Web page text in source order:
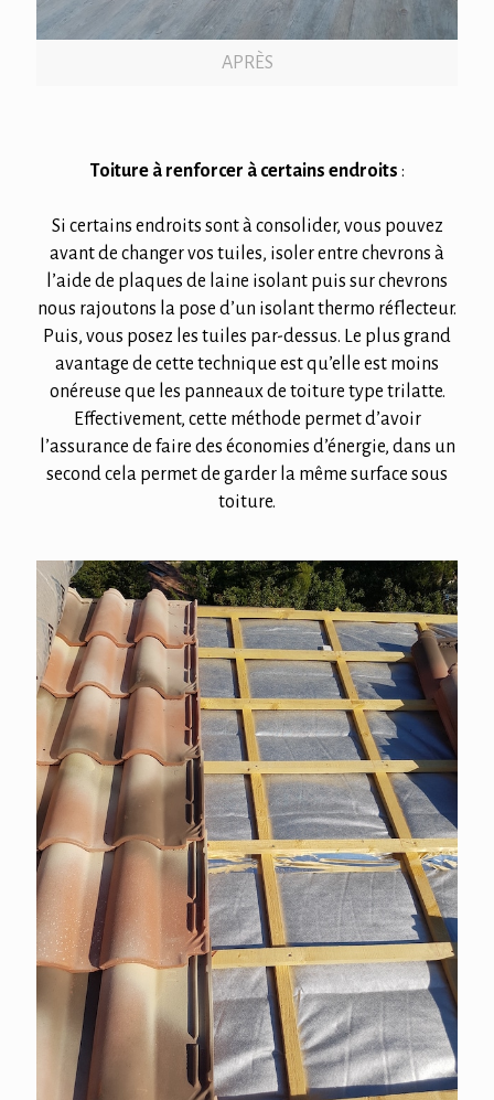
APRÈS
Toiture à renforcer à certains endroits :
Si certains endroits sont à consolider, vous pouvez
avant de changer vos tuiles, isoler entre chevrons à
l’aide de plaques de laine isolant puis sur chevrons
nous rajoutons la pose d’un isolant thermo réflecteur.
Puis, vous posez les tuiles par-dessus. Le plus grand
avantage de cette technique est qu’elle est moins
onéreuse que les panneaux de toiture type trilatte.
Effectivement, cette méthode permet d’avoir
l’assurance de faire des économies d’énergie, dans un
second cela permet de garder la même surface sous
toiture.